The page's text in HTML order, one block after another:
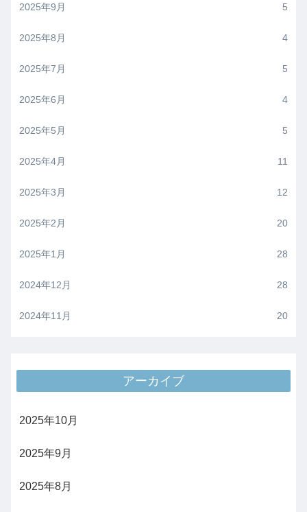
2025年9月 5
2025年8月 4
2025年7月 5
2025年6月 4
2025年5月 5
2025年4月 11
2025年3月 12
2025年2月 20
2025年1月 28
2024年12月 28
2024年11月 20
アーカイブ
2025年10月
2025年9月
2025年8月